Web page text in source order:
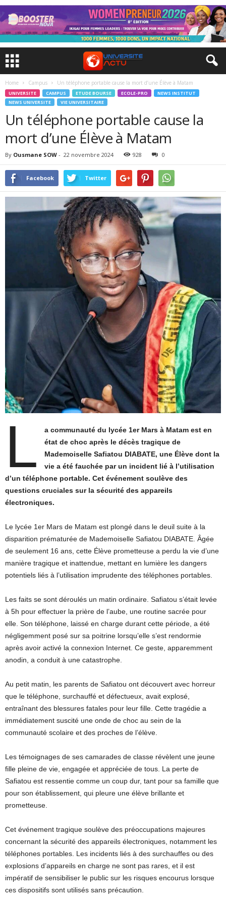
Home Campus Un téléphone portable cause la mort d’une Élève à Matam
UNIVERSITE CAMPUS ETUDE BOURSE ECOLE-PRO
NEWS INSTITUT
NEWS UNIVERSITE
VIE UNIVERSITAIRE
Un téléphone portable cause la
mort d’une Élève à Matam
By Ousmane SOW - 22 novembre 2024 928 0
Facebook Twitter
L
a communauté du lycée 1er Mars à Matam est en
état de choc après le décès tragique de
Mademoiselle Safiatou DIABATE, une Élève dont la
vie a été fauchée par un incident lié à l’utilisation
d’un téléphone portable. Cet événement soulève des
questions cruciales sur la sécurité des appareils
électroniques.
Le lycée 1er Mars de Matam est plongé dans le deuil suite à la
disparition prématurée de Mademoiselle Safiatou DIABATE. Âgée
de seulement 16 ans, cette Élève prometteuse a perdu la vie d’une
manière tragique et inattendue, mettant en lumière les dangers
potentiels liés à l’utilisation imprudente des téléphones portables.
Les faits se sont déroulés un matin ordinaire. Safiatou s’était levée
à 5h pour effectuer la prière de l’aube, une routine sacrée pour
elle. Son téléphone, laissé en charge durant cette période, a été
négligemment posé sur sa poitrine lorsqu’elle s’est rendormie
après avoir activé la connexion Internet. Ce geste, apparemment
anodin, a conduit à une catastrophe.
Au petit matin, les parents de Safiatou ont découvert avec horreur
que le téléphone, surchauffé et défectueux, avait explosé,
entraînant des blessures fatales pour leur fille. Cette tragédie a
immédiatement suscité une onde de choc au sein de la
communauté scolaire et des proches de l’élève.
Les témoignages de ses camarades de classe révèlent une jeune
fille pleine de vie, engagée et appréciée de tous. La perte de
Safiatou est ressentie comme un coup dur, tant pour sa famille que
pour son établissement, qui pleure une élève brillante et
prometteuse.
Cet événement tragique soulève des préoccupations majeures
concernant la sécurité des appareils électroniques, notamment les
téléphones portables. Les incidents liés à des surchauffes ou des
explosions d’appareils en charge ne sont pas rares, et il est
impératif de sensibiliser le public sur les risques encourus lorsque
ces dispositifs sont utilisés sans précaution.